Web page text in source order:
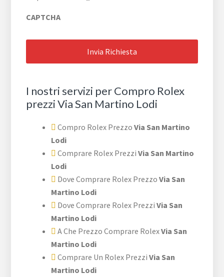
CAPTCHA
I nostri servizi per Compro Rolex
prezzi Via San Martino Lodi
Compro Rolex Prezzo Via San Martino
Lodi
Comprare Rolex Prezzi Via San Martino
Lodi
Dove Comprare Rolex Prezzo Via San
Martino Lodi
Dove Comprare Rolex Prezzi Via San
Martino Lodi
A Che Prezzo Comprare RolexVia San
Martino Lodi
Comprare Un Rolex Prezzi Via San
Martino Lodi